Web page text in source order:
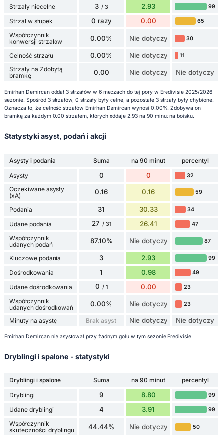
Strzały niecelne 3 / 3 2.93 99
Strzał w słupek 0 razy 0.00 65
Współczynnik
konwersji strzałów
0.00% Nie dotyczy 30
Celność strzału 0.00% Nie dotyczy 11
Strzały na Zdobytą
bramkę
0.00 Nie dotyczy Nie dotyczy
Emirhan Demircan oddał 3 strzałów w 6 meczach do tej pory w Eredivisie 2025/2026
sezonie. Spośród 3 strzałów, 0 strzały były celne, a pozostałe 3 strzały były chybione.
Oznacza to, że celność strzałów Emirhan Demircan wynosi 0.00%. Zdobywa on
bramkę za każdym 0.00 strzałem, których oddaje 2.93 na 90 minut na boisku.
Statystyki asyst, podań i akcji
Asysty i podania Suma na 90 minut
percentyl
Asysty
0 0 32
Oczekiwane asysty
(xA)
0.16 0.16 59
Podania 31 30.33 34
Udane podania 27 / 31 26.41 47
Współczynnik
udanych podań
87.10% Nie dotyczy 87
Kluczowe podania 3 2.93 99
Dośrodkowania 1 0.98 49
Udane dośrodkowania 0 / 1 0.00 23
Współczynnik
udanych dośrodkowań
0.00% Nie dotyczy 23
Minuty na asystę Brak asyst Nie dotyczy Nie dotyczy
Emirhan Demircan nie asystował przy żadnym golu w tym sezonie Eredivisie.
Dryblingi i spalone - statystyki
Dryblingi i spalone Suma na 90 minut
percentyl
Dryblingi
9 8.80 99
Udane dryblingi 4 3.91 99
Współczynnik
skuteczności dryblingu
44.44% Nie dotyczy 50